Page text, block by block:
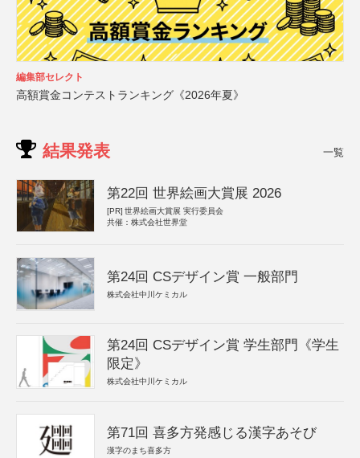
編集部セレクト
高額賞金コンテストランキング《2026年夏》
結果発表 一覧
第22回 世界絵画大賞展 2026
[PR] 世界絵画大賞展 実行委員会
共催：株式会社世界堂
第24回 CSデザイン賞 一般部門
株式会社中川ケミカル
第24回 CSデザイン賞 学生部門《学生
限定》
株式会社中川ケミカル
第71回 喜多方発感じる漢字あそび
漢字のまち喜多方